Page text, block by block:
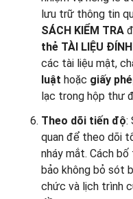
lưu trữ thông tin
SÁCH KIỂM TRA
thẻ TÀI LIỆU ĐÍNH
các tài liệu mật,
luật hoặc giấy
lạc trong hộp thư
Theo dõi tiến độ:
quan để theo dõi
nháy mắt. Cách
bảo không bỏ sót
chức và lịch trình